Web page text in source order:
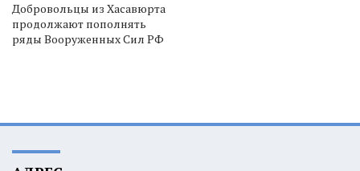
Добровольцы из Хасавюрта
продолжают пополнять
ряды Вооруженных Сил РФ